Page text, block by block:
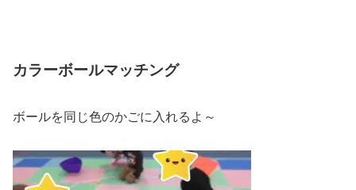
カラーボールマッチング
ボールを同じ色のかごに入れるよ～